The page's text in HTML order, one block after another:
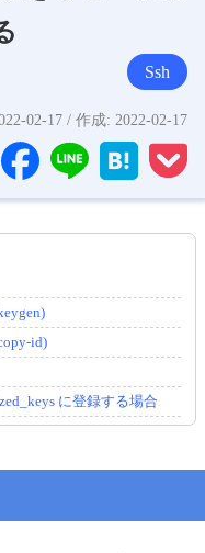
Ssh
02-17 / 作成: 2022-02-17
id)
に登録する場合